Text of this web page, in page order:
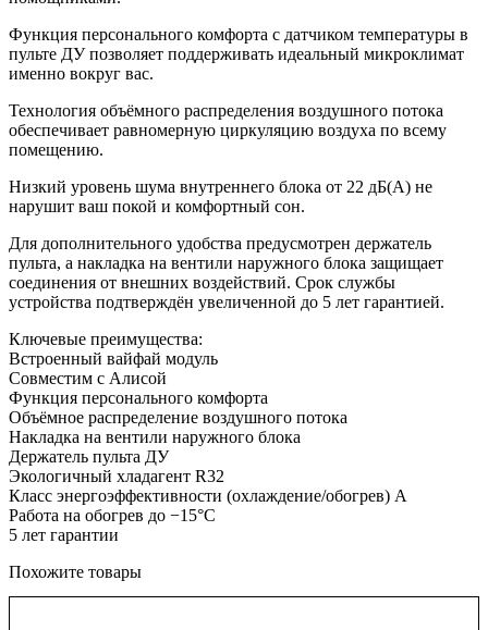
Функция персонального комфорта с датчиком температуры в
пульте ДУ позволяет поддерживать идеальный микроклимат
именно вокруг вас.
Технология объёмного распределения воздушного потока
обеспечивает равномерную циркуляцию воздуха по всему
помещению.
Низкий уровень шума внутреннего блока от 22 дБ(А) не
нарушит ваш покой и комфортный сон.
Для дополнительного удобства предусмотрен держатель
пульта, а накладка на вентили наружного блока защищает
соединения от внешних воздействий. Срок службы
устройства подтверждён увеличенной до 5 лет гарантией.
Ключевые преимущества:
Встроенный вайфай модуль
Совместим с Алисой
Функция персонального комфорта
Объёмное распределение воздушного потока
Накладка на вентили наружного блока
Держатель пульта ДУ
Экологичный хладагент R32
Класс энергоэффективности (охлаждение/обогрев) A
Работа на обогрев до −15°С
5 лет гарантии
Похожите товары